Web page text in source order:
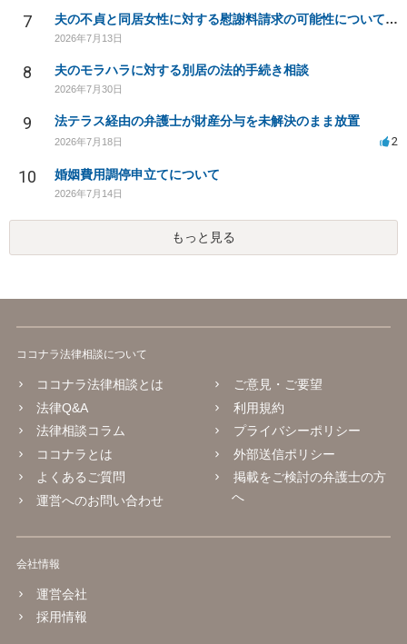
7 夫の不貞と同居女性に対する慰謝料請求の可能性について相談
2026年7月13日
8 夫のモラハラに対する別居の法的手続き相談
2026年7月30日
9 法テラス経由の弁護士が財産分与を未解決のまま放置
2026年7月18日 2
10 婚姻費用調停申立てについて
2026年7月14日
もっと見る
ココナラ法律相談について
ココナラ法律相談とは
法律Q&A
法律相談コラム
ココナラとは
よくあるご質問
運営へのお問い合わせ
ご意見・ご要望
利用規約
プライバシーポリシー
外部送信ポリシー
掲載をご検討の弁護士の方
へ
会社情報
運営会社
採用情報